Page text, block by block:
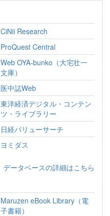
CiNii Research
ProQuest Central
Web OYA-bunko（大宅壮一
文庫）
医中誌Web
東洋経済デジタル・コンテン
ツ・ライブラリー
日経バリューサーチ
ヨミダス
データベースの詳細はこちら
Maruzen eBook Library（電
子書籍）